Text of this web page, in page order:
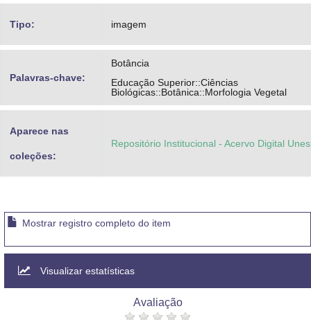
Tipo: imagem
Palavras-chave:
Botância
Educação Superior::Ciências
Biológicas::Botânica::Morfologia Vegetal
Aparece nas
coleções:
Repositório Institucional - Acervo Digital
Mostrar registro completo do item
Visualizar estatísticas
Avaliação